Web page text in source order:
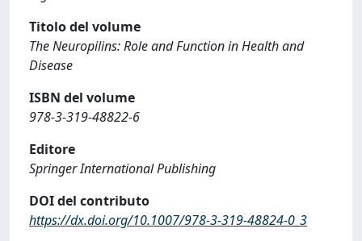
Titolo del volume
The Neuropilins: Role and Function in Health and
Disease
ISBN del volume
978-3-319-48822-6
Editore
Springer International Publishing
DOI del contributo
https://dx.doi.org/10.1007/978-3-319-48824-0_3